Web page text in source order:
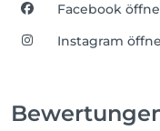
Facebook
Instagram